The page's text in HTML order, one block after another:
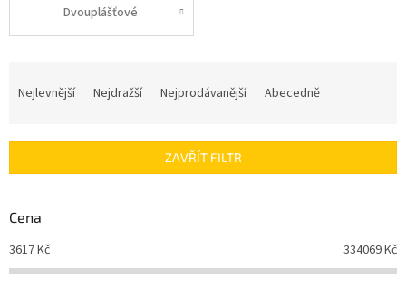
Dvouplášťové
í
r
o
d
u
Nejlevnější Nejdražší Nejprodávanější Abecedně
ZAVŘÍT FILTR
Cena
3617Kč 334069Kč